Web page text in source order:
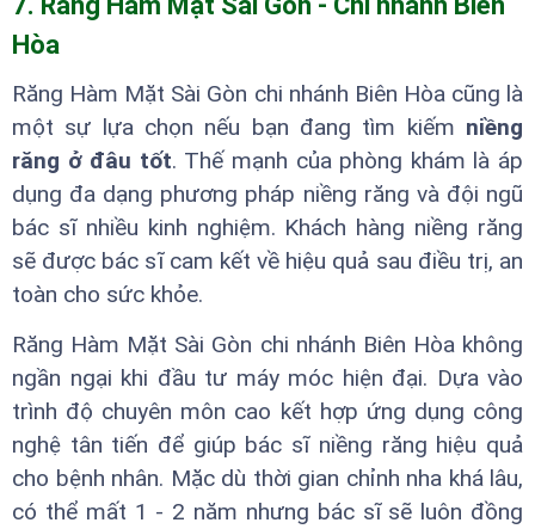
Hòa
Răng Hàm Mặt Sài Gòn chi nhánh Biên Hòa cũng là
một sự lựa chọn nếu bạn đang tìm kiếm niềng
răng ở đâu tốt. Thế mạnh của phòng khám là áp
dụng đa dạng phương pháp niềng răng và đội ngũ
bác sĩ nhiều kinh nghiệm. Khách hàng niềng răng
sẽ được bác sĩ cam kết về hiệu quả sau điều trị, an
toàn cho sức khỏe.
Răng Hàm Mặt Sài Gòn chi nhánh Biên Hòa không
ngần ngại khi đầu tư máy móc hiện đại. Dựa vào
trình độ chuyên môn cao kết hợp ứng dụng công
nghệ tân tiến để giúp bác sĩ niềng răng hiệu quả
cho bệnh nhân. Mặc dù thời gian chỉnh nha khá lâu,
có thể mất 1 - 2 năm nhưng bác sĩ sẽ luôn đồng